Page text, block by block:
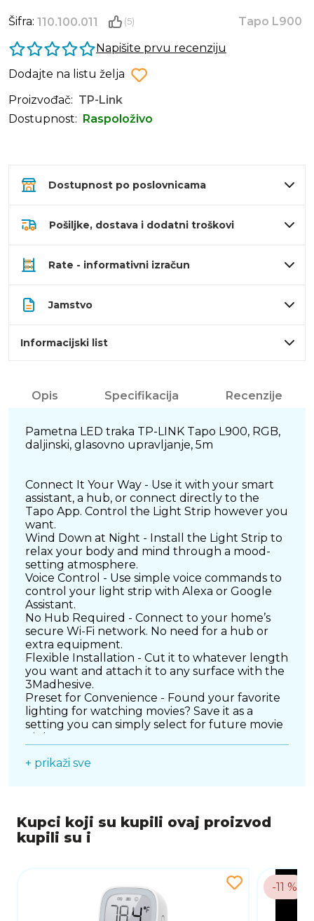
Šifra: 110.100.011 (5)
Tapo L900
Napišite prvu recenziju
Dodajte na listu želja
Proizvođač: TP-Link
Dostupnost:
Raspoloživo
Dostupnost po poslovnicama
Pošiljke, dostava i dodatni troškovi
Rate - informativni izračun
Jamstvo
Informacijski list
Opis Specifikacija Recenzije
Pametna LED traka TP-LINK Tapo L900, RGB,
daljinski, glasovno upravljanje, 5m
Connect It Your Way - Use it with your smart
assistant, a hub, or connect directly to the
Tapo App. Control the Light Strip however you
want.
Wind Down at Night - Install the Light Strip to
relax your body and mind through a mood-
setting atmosphere.
Voice Control - Use simple voice commands to
control your light strip with Alexa or Google
Assistant.
No Hub Required - Connect to your home’s
secure Wi-Fi network. No need for a hub or
extra equipment.
Flexible Installation - Cut it to whatever length
you want and attach it to any surface with the
3Madhesive.
Preset for Convenience - Found your favorite
lighting for watching movies? Save it as a
setting you can simply select for future movie
count plans to turn on/off with the
+ prikaži sve
Kupci koji su kupili ovaj proizvod
kupili su i
-11 %